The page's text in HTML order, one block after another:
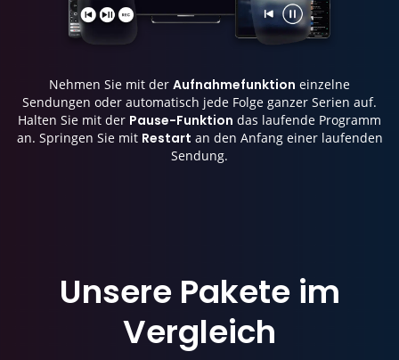
Nehmen Sie mit der Aufnahmefunktion einzelne
Sendungen oder automatisch jede Folge ganzer Serien auf.
Halten Sie mit der Pause-Funktion das laufende Programm
an. Springen Sie mit Restart an den Anfang einer laufenden
Sendung.
Unsere Pakete im
Vergleich